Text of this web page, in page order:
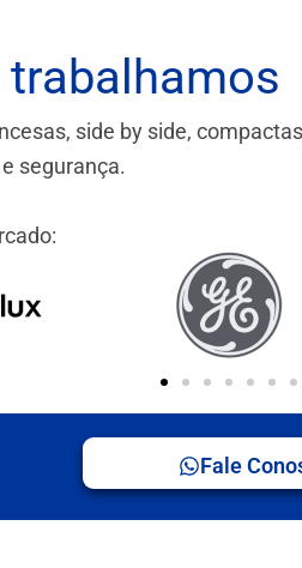
side by side,
segurança.
Fale